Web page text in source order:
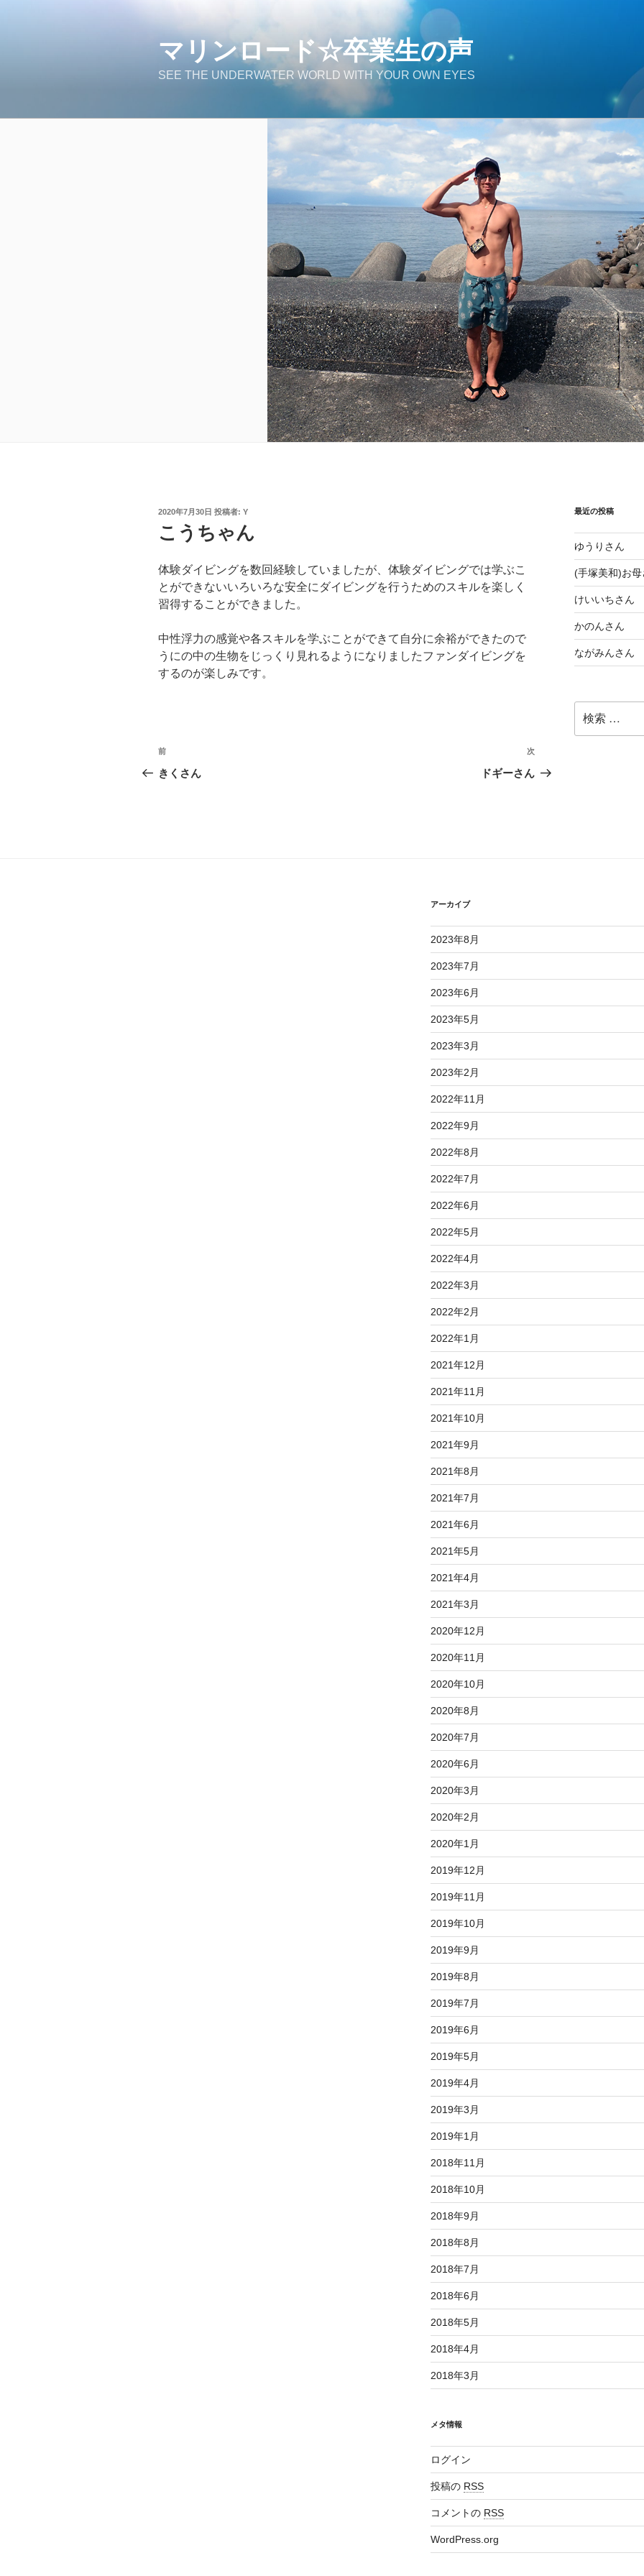
マリンロード☆卒業生の声
SEE THE UNDERWATER WORLD WITH YOUR OWN EYES
投
日:
2020年7月30日 投稿者: Y
こうちゃん
体験ダイビングを数回経験していましたが、体験ダイビングでは学ぶこ
とができないいろいろな安全にダイビングを行うためのスキルを楽しく
習得することができました。
中性浮力の感覚や各スキルを学ぶことができて自分に余裕ができたので
うにの中の生物をじっくり見れるようになりましたファンダイビングを
するのが楽しみです。
投
稿
過
去
前
きくさん
の
次
ドギーさん
最近の投稿
ゆうりさん
(手塚美和)お
けいいちさん
かのんさん
ながみんさん
索:
アーカイブ
2023年8月
2023年7月
2023年6月
2023年5月
2023年3月
2023年2月
2022年11月
2022年9月
2022年8月
2022年7月
2022年6月
2022年5月
2022年4月
2022年3月
2022年2月
2022年1月
2021年12月
2021年11月
2021年10月
2021年9月
2021年8月
2021年7月
2021年6月
2021年5月
2021年4月
2021年3月
2020年12月
2020年11月
2020年10月
2020年8月
2020年7月
2020年6月
2020年3月
2020年2月
2020年1月
2019年12月
2019年11月
2019年10月
2019年9月
2019年8月
2019年7月
2019年6月
2019年5月
2019年4月
2019年3月
2019年1月
2018年11月
2018年10月
2018年9月
2018年8月
2018年7月
2018年6月
2018年5月
2018年4月
2018年3月
メタ情報
ログイン
投稿の RSS
コメントの RSS
WordPress.org